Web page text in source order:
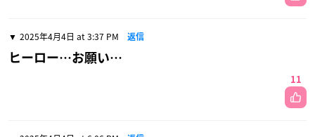
2025年4月4日 at 3:37 PM 返信
ヒーロー…お願い…
11